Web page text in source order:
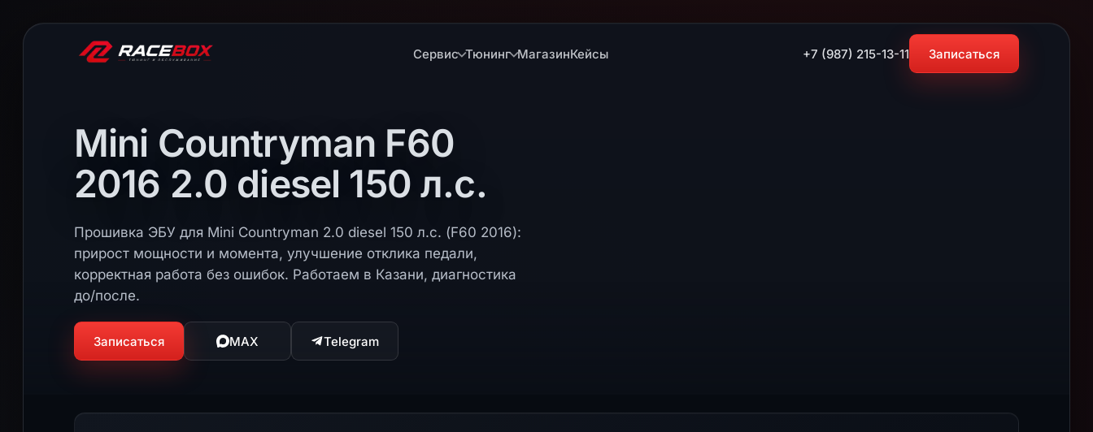
Сервис Тюнинг МагазинКейсы +7 (987) 215-13-11 Записаться
Mini Countryman F60
2016 2.0 diesel 150 л.с.
Прошивка ЭБУ для Mini Countryman 2.0 diesel 150 л.с. (F60 2016):
прирост мощности и момента, улучшение отклика педали,
корректная работа без ошибок. Работаем в Казани, диагностика
до/после.
Записаться MAX Telegram